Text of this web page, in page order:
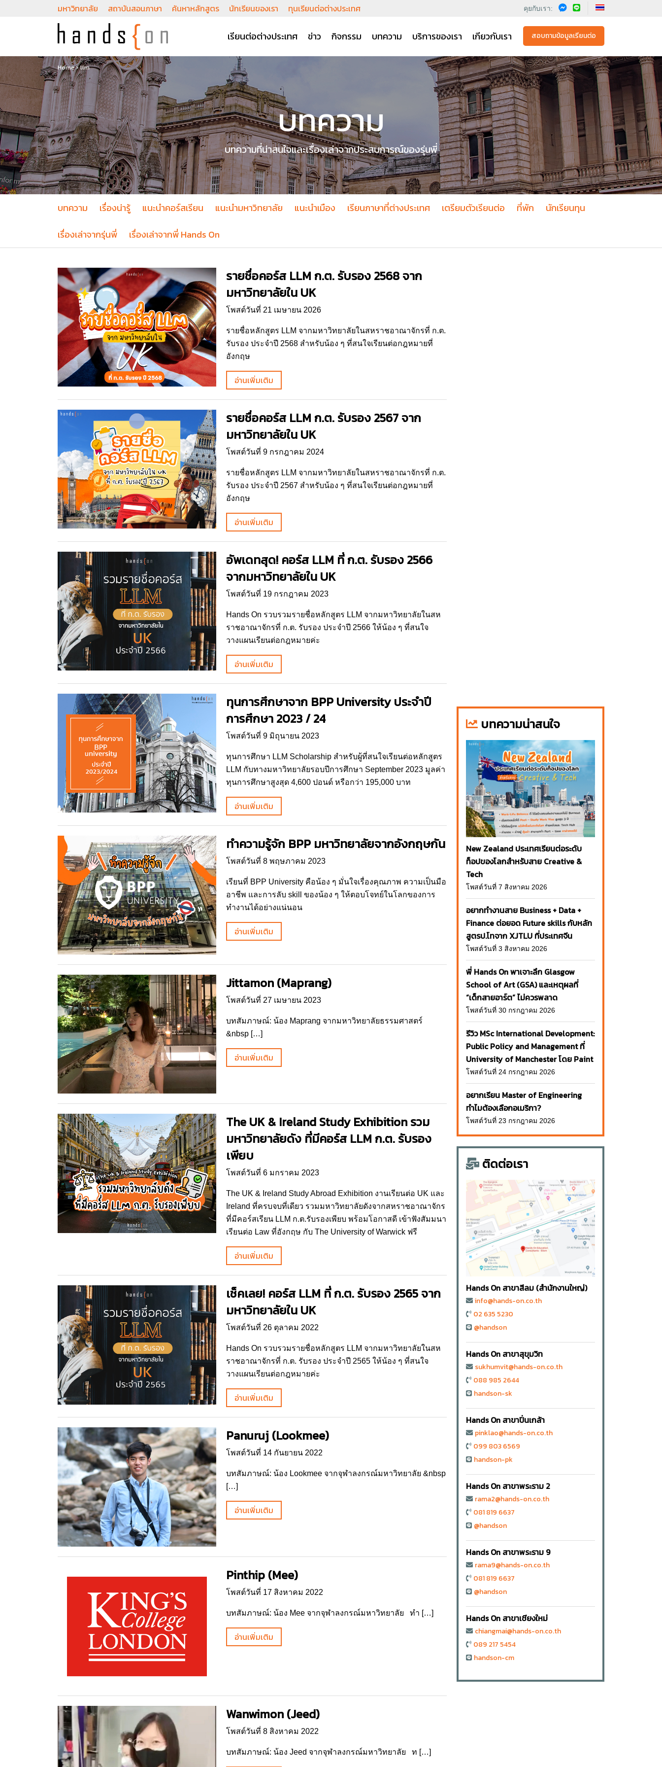
มหาวิทยาลัย สถาบันสอนภาษา ค้นหาหลักสูตร นักเรียนของเรา ทุนเรียนต่อต่างประเทศ คุยกับเรา:
เรียนต่อต่างประเทศ ข่าว กิจกรรม บทความ บริการของเรา เกียวกับเรา สอบถามข้อมูลเรียนต่อ
Home›llm
บทความ
บทความที่น่าสนใจและเรื่องเล่าจากประสบการณ์ของรุ่นพี่
บทความ เรื่องน่ารู้ แนะนำคอร์สเรียน แนะนำมหาวิทยาลัย แนะนำเมือง เรียนภาษาที่ต่างประเทศ เตรียมตัวเรียนต่อ ที่พัก
นักเรียนทุน
เรื่องเล่าจากรุ่นพี่
เรื่องเล่าจากพี่ Hands On
รายชื่อคอร์ส LLM ก.ต. รับรอง 2568 จาก
มหาวิทยาลัยใน UK
โพสต์วันที่ 21 เมษายน 2026
รายชื่อหลักสูตร LLM จากมหาวิทยาลัยในสหราชอาณาจักรที่ ก.ต.
รับรอง ประจำปี 2568 สำหรับน้อง ๆ ที่สนใจเรียนต่อกฎหมายที่
อังกฤษ
อ่านเพิ่มเติม
รายชื่อคอร์ส LLM ก.ต. รับรอง 2567 จาก
มหาวิทยาลัยใน UK
โพสต์วันที่ 9 กรกฎาคม 2024
รายชื่อหลักสูตร LLM จากมหาวิทยาลัยในสหราชอาณาจักรที่ ก.ต.
รับรอง ประจำปี 2567 สำหรับน้อง ๆ ที่สนใจเรียนต่อกฎหมายที่
อังกฤษ
อ่านเพิ่มเติม
อัพเดทสุด! คอร์ส LLM ที่ ก.ต. รับรอง 2566
จากมหาวิทยาลัยใน UK
โพสต์วันที่ 19 กรกฎาคม 2023
Hands On รวบรวมรายชื่อหลักสูตร LLM จากมหาวิทยาลัยในสห
ราชอาณาจักรที่ ก.ต. รับรอง ประจำปี 2566 ให้น้อง ๆ ที่สนใจ
วางแผนเรียนต่อกฎหมายค่ะ
อ่านเพิ่มเติม
ทุนการศึกษาจาก BPP University ประจำปี
การศึกษา 2023 / 24
โพสต์วันที่ 9 มิถุนายน 2023
ทุนการศึกษา LLM Scholarship สำหรับผู้ที่สนใจเรียนต่อหลักสูตร
LLM กับทางมหาวิทยาลัยรอบปีการศึกษา September 2023 มูลค่า
ทุนการศึกษาสูงสุด 4,600 ปอนด์ หรือกว่า 195,000 บาท
อ่านเพิ่มเติม
ทำความรู้จัก BPP มหาวิทยาลัยจากอังกฤษกัน
โพสต์วันที่ 8 พฤษภาคม 2023
เรียนที่ BPP University คือน้อง ๆ มั่นใจเรื่องคุณภาพ ความเป็นมือ
อาชีพ และการลับ skill ของน้อง ๆ ให้ตอบโจทย์ในโลกของการ
ทำงานได้อย่างแน่นอน
อ่านเพิ่มเติม
Jittamon (Maprang)
โพสต์วันที่ 27 เมษายน 2023
บทสัมภาษณ์: น้อง Maprang จากมหาวิทยาลัยธรรมศาสตร์
&nbsp […]
อ่านเพิ่มเติม
The UK & Ireland Study Exhibition รวม
มหาวิทยาลัยดัง ที่มีคอร์ส LLM ก.ต. รับรอง
เพียบ
โพสต์วันที่ 6 มกราคม 2023
The UK & Ireland Study Abroad Exhibition งานเรียนต่อ UK และ
Ireland ที่ครบจบที่เดียว รวมมหาวิทยาลัยดังจากสหราชอาณาจักร
ที่มีคอร์สเรียน LLM ก.ต.รับรองเพียบ พร้อมโอกาสดี เข้าฟังสัมมนา
เรียนต่อ Law ที่อังกฤษ กับ The University of Warwick ฟรี
อ่านเพิ่มเติม
เช็คเลย! คอร์ส LLM ที่ ก.ต. รับรอง 2565 จาก
มหาวิทยาลัยใน UK
โพสต์วันที่ 26 ตุลาคม 2022
Hands On รวบรวมรายชื่อหลักสูตร LLM จากมหาวิทยาลัยในสห
ราชอาณาจักรที่ ก.ต. รับรอง ประจำปี 2565 ให้น้อง ๆ ที่สนใจ
วางแผนเรียนต่อกฎหมายค่ะ
อ่านเพิ่มเติม
Panuruj (Lookmee)
โพสต์วันที่ 14 กันยายน 2022
บทสัมภาษณ์: น้อง Lookmee จากจุฬาลงกรณ์มหาวิทยาลัย &nbsp
[…]
อ่านเพิ่มเติม
Pinthip (Mee)
โพสต์วันที่ 17 สิงหาคม 2022
บทสัมภาษณ์: น้อง Mee จากจุฬาลงกรณ์มหาวิทยาลัย ทำ […]
อ่านเพิ่มเติม
Wanwimon (Jeed)
โพสต์วันที่ 8 สิงหาคม 2022
บทสัมภาษณ์: น้อง Jeed จากจุฬาลงกรณ์มหาวิทยาลัย ท […]
บทความน่าสนใจ
New Zealand ประเทศเรียนต่อระดับ
ท็อปของโลกสำหรับสาย Creative &
Tech
โพสต์วันที่ 7 สิงหาคม 2026
อยากทำงานสาย Business + Data +
Finance ต่อยอด Future skills กับหลัก
สูตรป.โทจาก XJTLU ที่ประเทศจีน
โพสต์วันที่ 3 สิงหาคม 2026
พี่ Hands On พาเจาะลึก Glasgow
School of Art (GSA) และเหตุผลที่
“เด็กสายอาร์ต” ไม่ควรพลาด
โพสต์วันที่ 30 กรกฎาคม 2026
รีวิว MSc International Development:
Public Policy and Management ที่
University of Manchester โดย Paint
โพสต์วันที่ 24 กรกฎาคม 2026
อยากเรียน Master of Engineering
ทำไมต้องเลือกอเมริกา?
โพสต์วันที่ 23 กรกฎาคม 2026
ติดต่อเรา
Hands On สาขาสีลม (สำนักงานใหญ่)
info@hands-on.co.th
02 635 5230
@handson
Hands On สาขาสุขุมวิท
sukhumvit@hands-on.co.th
088 985 2644
handson-sk
Hands On สาขาปิ่นเกล้า
pinklao@hands-on.co.th
099 803 6569
handson-pk
Hands On สาขาพระราม 2
rama2@hands-on.co.th
081 819 6637
@handson
Hands On สาขาพระราม 9
rama9@hands-on.co.th
081 819 6637
@handson
Hands On สาขาเชียงใหม่
chiangmai@hands-on.co.th
089 217 5454
handson-cm